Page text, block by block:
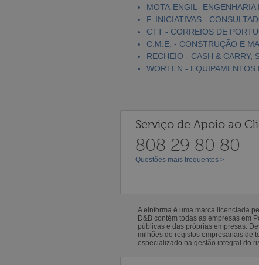
MOTA-ENGIL- ENGENHARIA
F. INICIATIVAS -
CTT - CORREIOS DE
C.M.E. - CONSTRUÇÃO E
RECHEIO - CASH & CARRY,
WORTEN - EQUIPAMENTOS
Serviço de Apoio ao
808 29 80 80
Questões mais frequentes >
A eInforma é uma marca licenciada
D&B contém todas as empresas em
públicas e das próprias empresas.
milhões de registos empresariais de
especializado na gestão integral do